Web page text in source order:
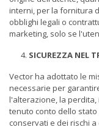
interni, per la fornitura
obblighi legali o
marketing, solo se
SICUREZZA NEL
Vector ha adottato le
necessarie per
l'alterazione, la
tenuto conto dello
conservati e dei rischi